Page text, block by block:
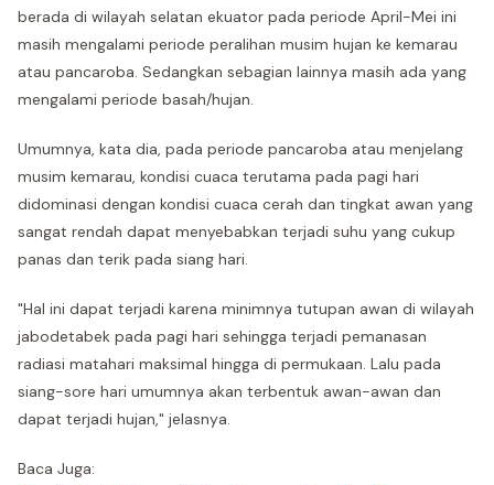
berada di wilayah selatan ekuator pada periode April-Mei ini
masih mengalami periode peralihan musim hujan ke kemarau
atau pancaroba. Sedangkan sebagian lainnya masih ada yang
mengalami periode basah/hujan.
Umumnya, kata dia, pada periode pancaroba atau menjelang
musim kemarau, kondisi cuaca terutama pada pagi hari
didominasi dengan kondisi cuaca cerah dan tingkat awan yang
sangat rendah dapat menyebabkan terjadi suhu yang cukup
panas dan terik pada siang hari.
"Hal ini dapat terjadi karena minimnya tutupan awan di wilayah
jabodetabek pada pagi hari sehingga terjadi pemanasan
radiasi matahari maksimal hingga di permukaan. Lalu pada
siang-sore hari umumnya akan terbentuk awan-awan dan
dapat terjadi hujan," jelasnya.
Baca Juga: